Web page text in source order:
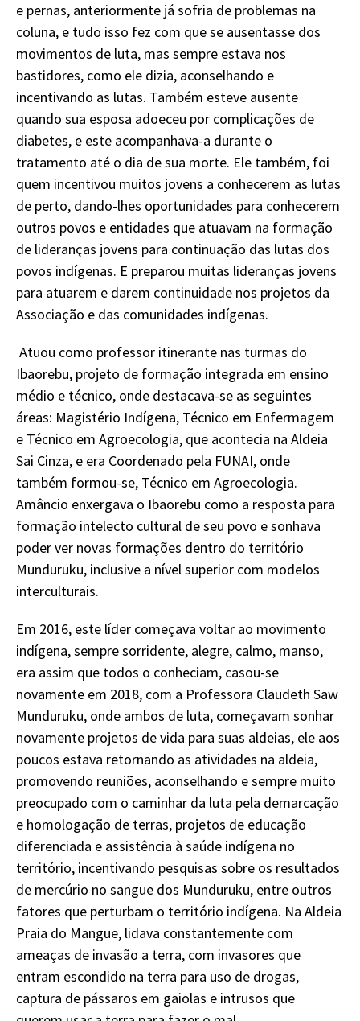
e pernas, anteriormente já sofria de problemas na
coluna, e tudo isso fez com que se ausentasse dos
movimentos de luta, mas sempre estava nos
bastidores, como ele dizia, aconselhando e
incentivando as lutas. Também esteve ausente
quando sua esposa adoeceu por complicações de
diabetes, e este acompanhava-a durante o
tratamento até o dia de sua morte. Ele também, foi
quem incentivou muitos jovens a conhecerem as lutas
de perto, dando-lhes oportunidades para conhecerem
outros povos e entidades que atuavam na formação
de lideranças jovens para continuação das lutas dos
povos indígenas. E preparou muitas lideranças jovens
para atuarem e darem continuidade nos projetos da
Associação e das comunidades indígenas.
Atuou como professor itinerante nas turmas do
Ibaorebu, projeto de formação integrada em ensino
médio e técnico, onde destacava-se as seguintes
áreas: Magistério Indígena, Técnico em Enfermagem
e Técnico em Agroecologia, que acontecia na Aldeia
Sai Cinza, e era Coordenado pela FUNAI, onde
também formou-se, Técnico em Agroecologia.
Amâncio enxergava o Ibaorebu como a resposta para
formação intelecto cultural de seu povo e sonhava
poder ver novas formações dentro do território
Munduruku, inclusive a nível superior com modelos
interculturais.
Em 2016, este líder começava voltar ao movimento
indígena, sempre sorridente, alegre, calmo, manso,
era assim que todos o conheciam, casou-se
novamente em 2018, com a Professora Claudeth Saw
Munduruku, onde ambos de luta, começavam sonhar
novamente projetos de vida para suas aldeias, ele aos
poucos estava retornando as atividades na aldeia,
promovendo reuniões, aconselhando e sempre muito
preocupado com o caminhar da luta pela demarcação
e homologação de terras, projetos de educação
diferenciada e assistência à saúde indígena no
território, incentivando pesquisas sobre os resultados
de mercúrio no sangue dos Munduruku, entre outros
fatores que perturbam o território indígena. Na Aldeia
Praia do Mangue, lidava constantemente com
ameaças de invasão a terra, com invasores que
entram escondido na terra para uso de drogas,
captura de pássaros em gaiolas e intrusos que